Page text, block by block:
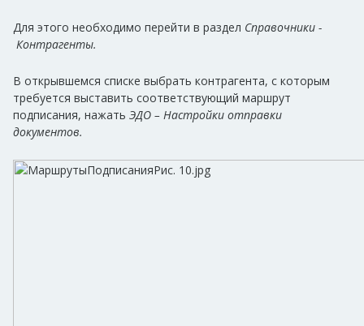
Для этого необходимо перейти в раздел Справочники -
Контрагенты.
В открывшемся списке выбрать контрагента, с которым
требуется выставить соответствующий маршрут
подписания, нажать ЭДО – Настройки отправки
документов.